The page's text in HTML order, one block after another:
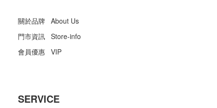
關於品牌 About Us
門市資訊 Store-info
會員優惠 VIP
SERVICE